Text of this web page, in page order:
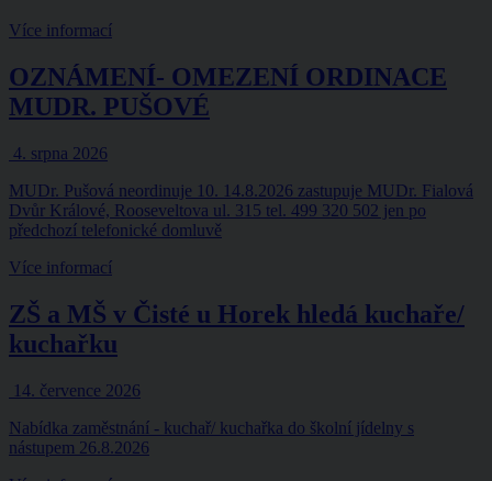
Více informací
OZNÁMENÍ- OMEZENÍ ORDINACE
MUDR. PUŠOVÉ
4. srpna 2026
MUDr. Pušová neordinuje 10. 14.8.2026 zastupuje MUDr. Fialová
Dvůr Králové, Rooseveltova ul. 315 tel. 499 320 502 jen po
předchozí telefonické domluvě
Více informací
ZŠ a MŠ v Čisté u Horek hledá kuchaře/
kuchařku
14. července 2026
Nabídka zaměstnání - kuchař/ kuchařka do školní jídelny s
nástupem 26.8.2026